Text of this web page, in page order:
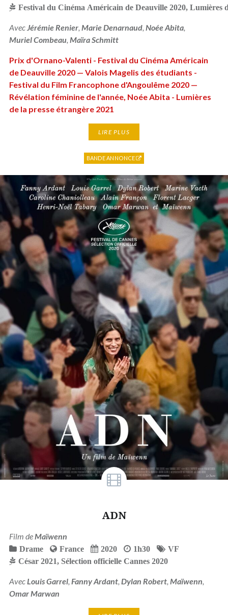
Festival du Cinéma Américain de Deauville 2020, Lumières
AvecJérémie Renier, Marie Denarnaud, Noée Abita,
Muriel Combeau, Maïra Schmitt
Prix d'Ornano-Valenti - Festival du Cinéma Américain
de Deauville 2020 — Valois Magelis des étudiants -
Festival du Film Francophone d'Angoulême 2020 —
Révélation féminine de l'année, Noée Abita - Lumières
de la presse étrangère 2021
LIRE PLUS
BANDE ANNONCE
ADN
Film deMaïwenn
Drame France 2020 1h30
VF
César 2021, Sélection officielle Cannes 2020
AvecLouis Garrel, Fanny Ardant, Dylan Robert, Maïwenn,
Omar Marwan